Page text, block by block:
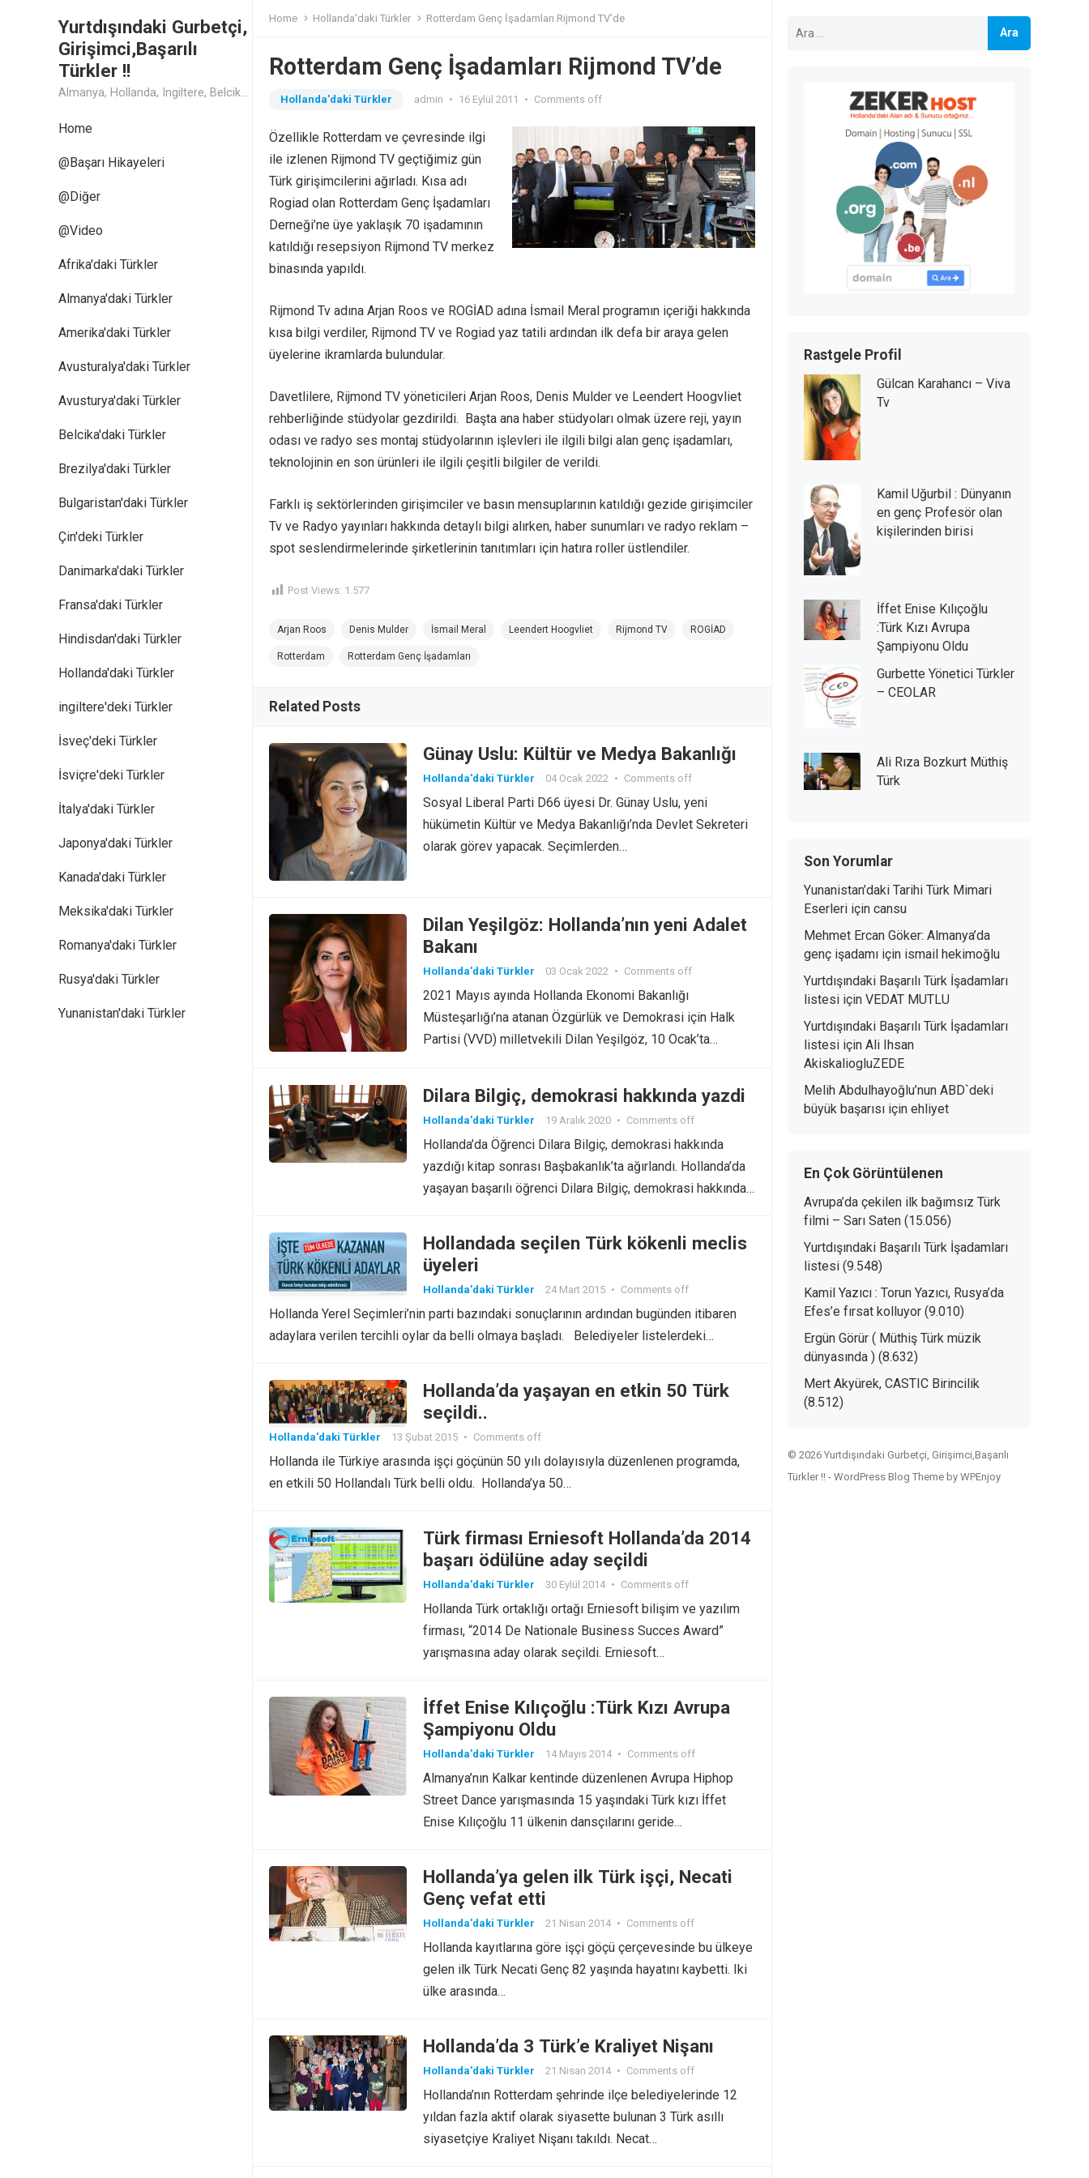
Yurtdışındaki Gurbetçi,
Girişimci,Başarılı
Türkler !!
Almanya, Hollanda, Ingiltere, Belcika, Fransa, Amerika, Cin, Rusya, Isvec, Isvicre, Yunanistan, Kanada, Avusturya Başarılı Muthis Türk lerin Hikaye ve Öykuleri, Turk Isadamlari, Turk Girisimciler, Avrupali Turkler
Home
@Başarı Hikayeleri
@Diğer
@Video
Afrika'daki Türkler
Almanya'daki Türkler
Amerika'daki Türkler
Avusturalya'daki Türkler
Avusturya'daki Türkler
Belcika'daki Türkler
Brezilya'daki Türkler
Bulgaristan'daki Türkler
Çin'deki Türkler
Danimarka'daki Türkler
Fransa'daki Türkler
Hindisdan'daki Türkler
Hollanda'daki Türkler
ingiltere'deki Türkler
İsveç'deki Türkler
İsviçre'deki Türkler
İtalya'daki Türkler
Japonya'daki Türkler
Kanada'daki Türkler
Meksika'daki Türkler
Romanya'daki Türkler
Rusya'daki Türkler
Yunanistan'daki Türkler
Home Hollanda'daki Türkler Rotterdam Genç İşadamları Rijmond TV’de
Rotterdam Genç İşadamları Rijmond TV’de
Hollanda'daki Türkler admin • 16 Eylül 2011 • Comments off
Özellikle Rotterdam ve çevresinde ilgi
ile izlenen Rijmond TV geçtiğimiz gün
Türk girişimcilerini ağırladı. Kısa adı
Rogiad olan Rotterdam Genç İşadamları
Derneği’ne üye yaklaşık 70 işadamının
katıldığı resepsiyon Rijmond TV merkez
binasında yapıldı.
Rijmond Tv adına Arjan Roos ve ROGİAD adına İsmail Meral programın içeriği hakkında
kısa bilgi verdiler, Rijmond TV ve Rogiad yaz tatili ardından ilk defa bir araya gelen
üyelerine ikramlarda bulundular.
Davetlilere, Rijmond TV yöneticileri Arjan Roos, Denis Mulder ve Leendert Hoogvliet
rehberliğinde stüdyolar gezdirildi. Başta ana haber stüdyoları olmak üzere reji, yayın
odası ve radyo ses montaj stüdyolarının işlevleri ile ilgili bilgi alan genç işadamları,
teknolojinin en son ürünleri ile ilgili çeşitli bilgiler de verildi.
Farklı iş sektörlerinden girişimciler ve basın mensuplarının katıldığı gezide girişimciler
Tv ve Radyo yayınları hakkında detaylı bilgi alırken, haber sunumları ve radyo reklam –
spot seslendirmelerinde şirketlerinin tanıtımları için hatıra roller üstlendiler.
Post Views: 1.577
Arjan Roos Denis Mulder İsmail Meral Leendert Hoogvliet Rijmond TV ROGİAD
Rotterdam Rotterdam Genç İşadamları
Related Posts
Günay Uslu: Kültür ve Medya Bakanlığı
Hollanda'daki Türkler 04 Ocak 2022 • Comments off
Sosyal Liberal Parti D66 üyesi Dr. Günay Uslu, yeni
hükümetin Kültür ve Medya Bakanlığı’nda Devlet Sekreteri
olarak görev yapacak. Seçimlerden…
Dilan Yeşilgöz: Hollanda’nın yeni Adalet
Bakanı
Hollanda'daki Türkler 03 Ocak 2022 • Comments off
2021 Mayıs ayında Hollanda Ekonomi Bakanlığı
Müsteşarlığı’na atanan Özgürlük ve Demokrasi için Halk
Partisi (VVD) milletvekili Dilan Yeşilgöz, 10 Ocak’ta…
Dilara Bilgiç, demokrasi hakkında yazdi
Hollanda'daki Türkler 19 Aralık 2020 • Comments off
Hollanda’da Öğrenci Dilara Bilgiç, demokrasi hakkında
yazdığı kitap sonrası Başbakanlık’ta ağırlandı. Hollanda’da
yaşayan başarılı öğrenci Dilara Bilgiç, demokrasi hakkında
Hollandada seçilen Türk kökenli meclis
üyeleri
Hollanda'daki Türkler 24 Mart 2015 • Comments off
Hollanda Yerel Seçimleri’nin parti bazındaki sonuçlarının ardından bugünden itibaren
adaylara verilen tercihli oylar da belli olmaya başladı. Belediyeler listelerdeki…
Hollanda’da yaşayan en etkin 50 Türk
seçildi..
Hollanda'daki Türkler 13 Şubat 2015 • Comments off
Hollanda ile Türkiye arasında işçi göçünün 50 yılı dolayısıyla düzenlenen programda,
en etkili 50 Hollandalı Türk belli oldu. Hollanda’ya 50…
Türk firması Erniesoft Hollanda’da 2014
başarı ödülüne aday seçildi
Hollanda'daki Türkler 30 Eylül 2014 • Comments off
Hollanda Türk ortaklığı ortağı Erniesoft bilişim ve yazılım
firması, “2014 De Nationale Business Succes Award”
yarışmasına aday olarak seçildi. Erniesoft…
İffet Enise Kılıçoğlu :Türk Kızı Avrupa
Şampiyonu Oldu
Hollanda'daki Türkler 14 Mayıs 2014 • Comments off
Almanya’nın Kalkar kentinde düzenlenen Avrupa Hiphop
Street Dance yarışmasında 15 yaşındaki Türk kızı İffet
Enise Kılıçoğlu 11 ülkenin dansçılarını geride…
Hollanda’ya gelen ilk Türk işçi, Necati
Genç vefat etti
Hollanda'daki Türkler 21 Nisan 2014 • Comments off
Hollanda kayıtlarına göre işçi göçü çerçevesinde bu ülkeye
gelen ilk Türk Necati Genç 82 yaşında hayatını kaybetti. Iki
ülke arasında…
Hollanda’da 3 Türk’e Kraliyet Nişanı
Hollanda'daki Türkler 21 Nisan 2014 • Comments off
Hollanda’nın Rotterdam şehrinde ilçe belediyelerinde 12
yıldan fazla aktif olarak siyasette bulunan 3 Türk asıllı
siyasetçiye Kraliyet Nişanı takıldı. Necat…
Rastgele Profil
Gülcan Karahancı – Viva
Tv
Kamil Uğurbil : Dünyanın
en genç Profesör olan
kişilerinden birisi
İffet Enise Kılıçoğlu
:Türk Kızı Avrupa
Şampiyonu Oldu
Gurbette Yönetici Türkler
– CEOLAR
Ali Rıza Bozkurt Müthiş
Türk
Son Yorumlar
Yunanistan’daki Tarihi Türk Mimari
Eserleri için cansu
Mehmet Ercan Göker: Almanya’da
genç işadamı için ismail hekimoğlu
Yurtdışındaki Başarılı Türk İşadamları
listesi için VEDAT MUTLU
Yurtdışındaki Başarılı Türk İşadamları
listesi için Ali Ihsan
AkiskaliogluZEDE
Melih Abdulhayoğlu’nun ABD`deki
büyük başarısı için ehliyet
En Çok Görüntülenen
Avrupa’da çekilen ilk bağımsız Türk
filmi – Sarı Saten (15.056)
Yurtdışındaki Başarılı Türk İşadamları
listesi (9.548)
Kamil Yazıcı : Torun Yazıcı, Rusya’da
Efes’e fırsat kolluyor (9.010)
Ergün Görür ( Müthiş Türk müzik
dünyasında ) (8.632)
Mert Akyürek, CASTIC Birincilik
(8.512)
© 2026 Yurtdışındaki Gurbetçi, Girişimci,Başarılı
Türkler !! - WordPress Blog Theme by WPEnjoy